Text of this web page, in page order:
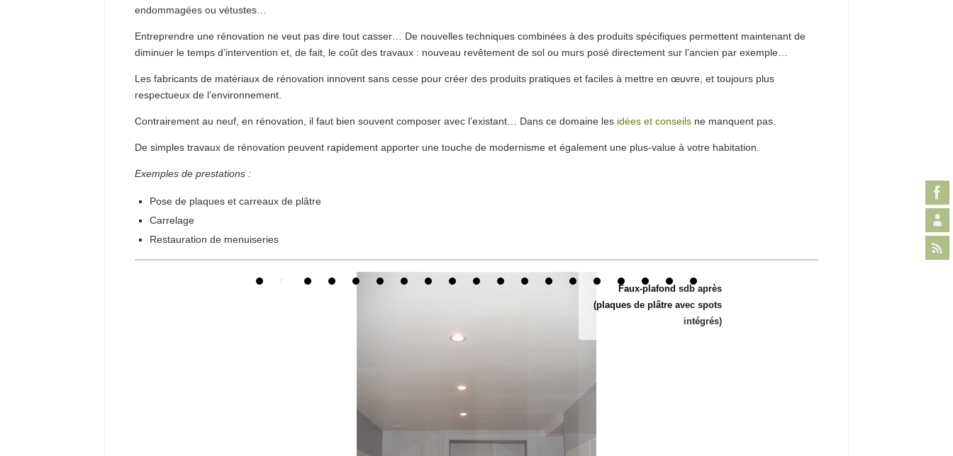
endommagées ou vétustes…
Entreprendre une rénovation ne veut pas dire tout casser… De nouvelles techniques combinées à des produits spécifiques permettent maintenant de
diminuer le temps d’intervention et, de fait, le coût des travaux : nouveau revêtement de sol ou murs posé directement sur l’ancien par exemple…
Les fabricants de matériaux de rénovation innovent sans cesse pour créer des produits pratiques et faciles à mettre en œuvre, et toujours plus
respectueux de l’environnement.
Contrairement au neuf, en rénovation, il faut bien souvent composer avec l’existant… Dans ce domaine les idées et conseils ne manquent pas.
De simples travaux de rénovation peuvent rapidement apporter une touche de modernisme et également une plus-value à votre habitation.
Exemples de prestations :
Pose de plaques et carreaux de plâtre
Carrelage
Restauration de menuiseries
Faux-plafond sdb après
(plaques de plâtre avec spots
intégrés)